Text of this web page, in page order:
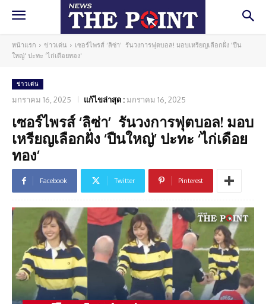
หน้าแรก ข่าวเด่น
เซอร์ไพรส์ ‘ลิซ่า’ รันวงการฟุตบอล! มอบเหรียญเลือกฝั่ง 'ปืน
ใหญ่' ปะทะ 'ไก่เดือยทอง'
ข่าวเด่น
มกราคม 16, 2025 แก้ไขล่าสุด : มกราคม 16, 2025
เซอร์ไพรส์ ‘ลิซ่า’ รันวงการฟุตบอล! มอบ
เหรียญเลือกฝั่ง ‘ปืนใหญ่’ ปะทะ ‘ไก่เดือย
ทอง’
Facebook Twitter Pinterest